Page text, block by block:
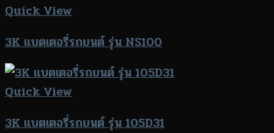
Quick View
3K แบตเตอรี่รถยนต์ รุ่น NS100
Quick View
3K แบตเตอรี่รถยนต์ รุ่น 105D31